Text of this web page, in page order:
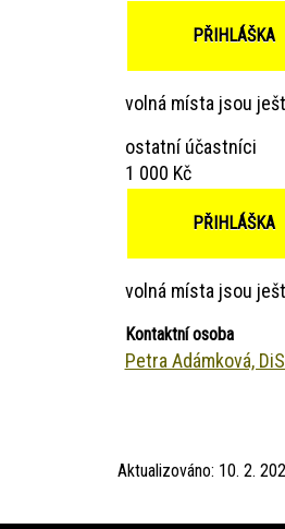
PŘIHLÁŠKA
volná místa jsou
ostatní účastníci
1 000 Kč
PŘIHLÁŠKA
volná místa jsou
Kontaktní osoba
Petra Adámková,
Aktualizováno: 10. 2.